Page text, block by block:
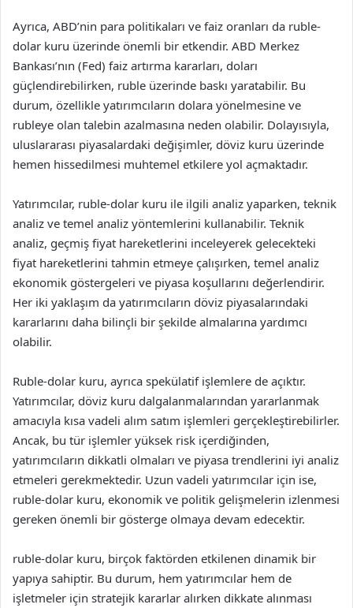
Ayrıca, ABD’nin para politikaları ve faiz oranları da ruble-
dolar kuru üzerinde önemli bir etkendir. ABD Merkez
Bankası’nın (Fed) faiz artırma kararları, doları
güçlendirebilirken, ruble üzerinde baskı yaratabilir. Bu
durum, özellikle yatırımcıların dolara yönelmesine ve
rubleye olan talebin azalmasına neden olabilir. Dolayısıyla,
uluslararası piyasalardaki değişimler, döviz kuru üzerinde
hemen hissedilmesi muhtemel etkilere yol açmaktadır.
Yatırımcılar, ruble-dolar kuru ile ilgili analiz yaparken, teknik
analiz ve temel analiz yöntemlerini kullanabilir. Teknik
analiz, geçmiş fiyat hareketlerini inceleyerek gelecekteki
fiyat hareketlerini tahmin etmeye çalışırken, temel analiz
ekonomik göstergeleri ve piyasa koşullarını değerlendirir.
Her iki yaklaşım da yatırımcıların döviz piyasalarındaki
kararlarını daha bilinçli bir şekilde almalarına yardımcı
olabilir.
Ruble-dolar kuru, ayrıca spekülatif işlemlere de açıktır.
Yatırımcılar, döviz kuru dalgalanmalarından yararlanmak
amacıyla kısa vadeli alım satım işlemleri gerçekleştirebilirler.
Ancak, bu tür işlemler yüksek risk içerdiğinden,
yatırımcıların dikkatli olmaları ve piyasa trendlerini iyi analiz
etmeleri gerekmektedir. Uzun vadeli yatırımcılar için ise,
ruble-dolar kuru, ekonomik ve politik gelişmelerin izlenmesi
gereken önemli bir gösterge olmaya devam edecektir.
ruble-dolar kuru, birçok faktörden etkilenen dinamik bir
yapıya sahiptir. Bu durum, hem yatırımcılar hem de
işletmeler için stratejik kararlar alırken dikkate alınması